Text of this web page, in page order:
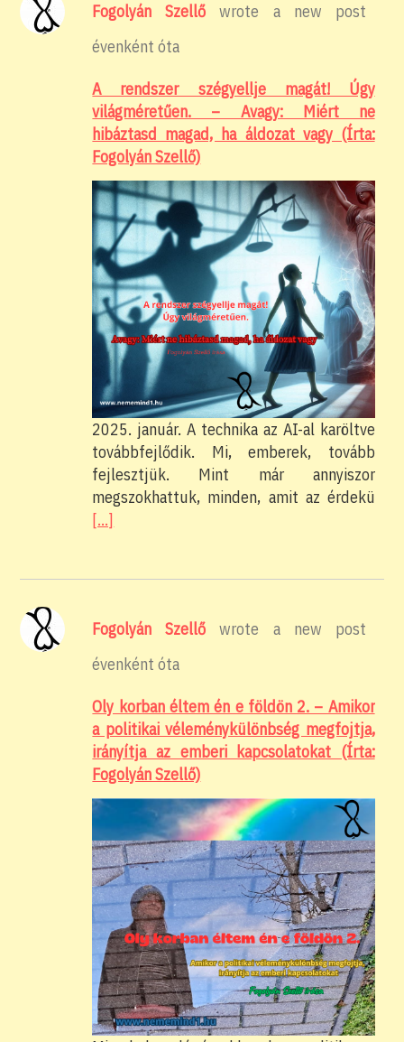
Fogolyán Szellő wrote a new post
évenként óta
A rendszer szégyellje magát! Úgy
világméretűen. – Avagy: Miért ne
hibáztasd magad, ha áldozat vagy (Írta:
Fogolyán Szellő)
2025. január. A technika az AI-al karöltve
továbbfejlődik. Mi, emberek, tovább
fejlesztjük. Mint már annyiszor
megszokhattuk, minden, amit az érdekü
[…]
Fogolyán Szellő wrote a new post
évenként óta
Oly korban éltem én e földön 2. – Amikor
a politikai véleménykülönbség megfojtja,
irányítja az emberi kapcsolatokat (Írta:
Fogolyán Szellő)